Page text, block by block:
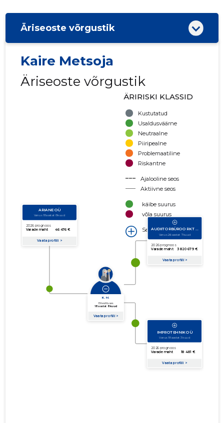
Äriseoste võrgustik
Kaire Metsoja
Äriseoste võrgustik
ÄRIRISKI KLASSID
Kustutatud
Usaldusväärne
Neutraalne
Piiripealne
Problemaatiline
Riskantne
Ajalooline seos
Aktiivne seos
käibe suurus
võla suurus
Seoste laiendamine